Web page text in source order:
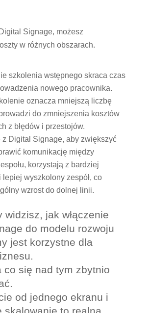
Signage, możesz
w różnych obszarach.
szkolenia wstępnego skraca czas
nowego pracownika.
oznacza mniejszą liczbę
do zmniejszenia kosztów
z błędów i przestojów.
z Digital Signage, aby zwiększyć
komunikację między
korzystają z bardziej
wyszkolony zespół, co
wzrost do dolnej linii.
widzisz, jak włączenie
do modelu rozwoju
jest korzystne dla
co się nad tym zbytnio
od jednego ekranu i